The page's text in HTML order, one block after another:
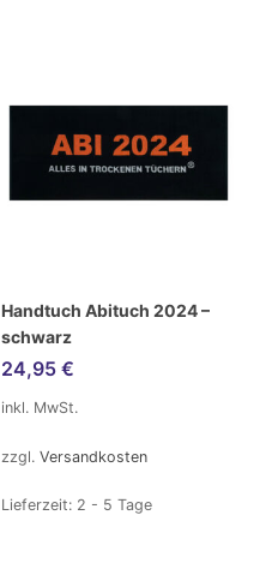
Handtuch Abituch 2024 –
schwarz
24,95 €
inkl. MwSt.
zzgl. Versandkosten
Lieferzeit: 2 - 5 Tage